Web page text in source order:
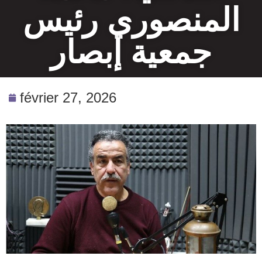
المنصوري رئيس
جمعية إبصار
février 27, 2026